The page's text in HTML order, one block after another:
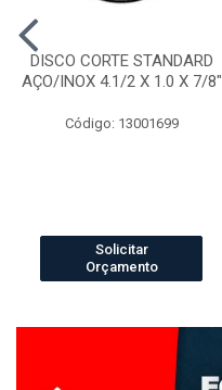
DISCO CORTE STANDARD
AÇO/INOX 4.1/2 X 1.0 X 7/8"
Código: 13001699
Solicitar
Orçamento